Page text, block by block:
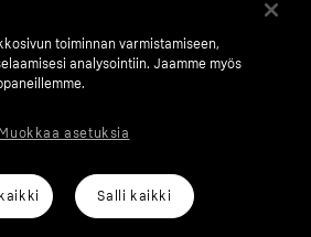
evästeselosteKlarna.com
toiminnan varmistamiseen,
analysointiin. Jaamme myös
Salli kaikki
Muokkaa asetuksia